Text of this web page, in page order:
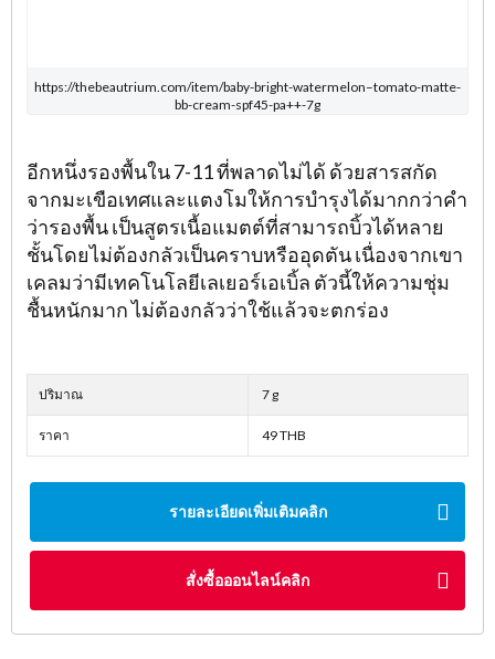
https://thebeautrium.com/item/baby-bright-watermelon–tomato-matte-
bb-cream-spf45-pa++-7g
อีกหนึ่งรองพื้นใน 7-11 ที่พลาดไม่ได้ ด้วยสารสกัด
จากมะเขือเทศและแตงโมให้การบำรุงได้มากกว่าคำ
ว่ารองพื้น เป็นสูตรเนื้อแมตต์ที่สามารถบิ้วได้หลาย
ชั้นโดยไม่ต้องกลัวเป็นคราบหรืออุดตัน เนื่องจากเขา
เคลมว่ามีเทคโนโลยีเลเยอร์เอเบิ้ล ตัวนี้ให้ความชุ่ม
ชื้นหนักมาก ไม่ต้องกลัวว่าใช้แล้วจะตกร่อง
ปริมาณ 7 g
ราคา 49 THB
รายละเอียดเพิ่มเติมคลิก
สั่งซื้อออนไลน์คลิก